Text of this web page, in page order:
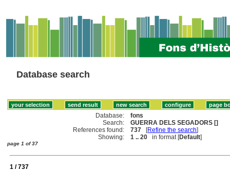
Database search
Database:
fons
Search:
GUERRA DELS SEGADORS []
References found:
737 [Refine the search]
Showing:
1 .. 20 in format [Default]
page 1 of 37
1 / 737